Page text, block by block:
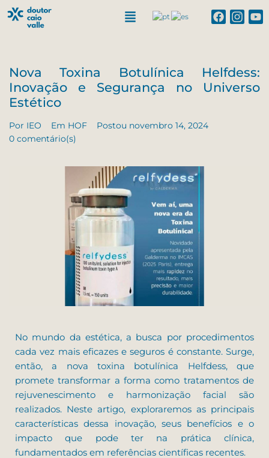
Nova Toxina Botulínica Helfdess:
Inovação e Segurança no Universo
Estético
Por IEO Em HOF Postou novembro 14, 2024
0 comentário(s)
No mundo da estética, a busca por procedimentos
cada vez mais eficazes e seguros é constante. Surge,
então, a nova toxina botulínica Helfdess, que
promete transformar a forma como tratamentos de
rejuvenescimento e harmonização facial são
realizados. Neste artigo, exploraremos as principais
características dessa inovação, seus benefícios e o
impacto que pode ter na prática clínica,
fundamentados em referências científicas recentes.